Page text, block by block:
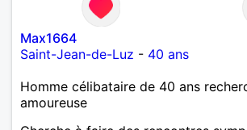
Max1664
Saint-Jean-de-Luz - 40 ans
Homme célibataire de 40 ans
amoureuse